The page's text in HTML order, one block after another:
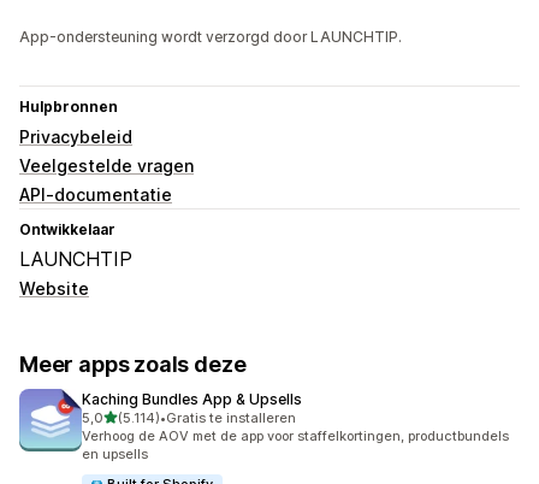
App-ondersteuning wordt verzorgd door LAUNCHTIP.
Hulpbronnen
Privacybeleid
Veelgestelde vragen
API-documentatie
Ontwikkelaar
LAUNCHTIP
Website
Meer apps zoals deze
Kaching Bundles App & Upsells
5,0van 5 sterren
(5.114)
5114 recensies in totaal
•Gratis te installeren
Verhoog de AOV met de app voor staffelkortingen, productbundels
en upsells